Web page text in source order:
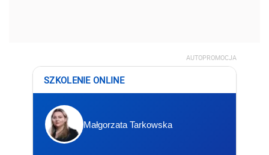
AUTOPROMOCJA
SZKOLENIE ONLINE
Małgorzata Tarkowska